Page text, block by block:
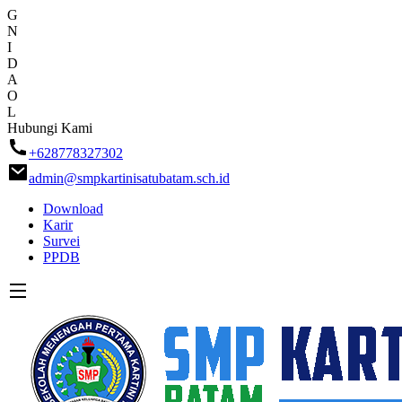
G
N
I
D
A
O
L
Skip
to
content
Hubungi Kami
+628778327302
admin@smpkartinisatubatam.sch.id
Download
Karir
Survei
PPDB